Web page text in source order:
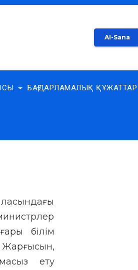
AI-Sana
БАҒДАРЛАМАЛЫҚ ҚҰЖАТТАР
білім
Жарғысын,
ету